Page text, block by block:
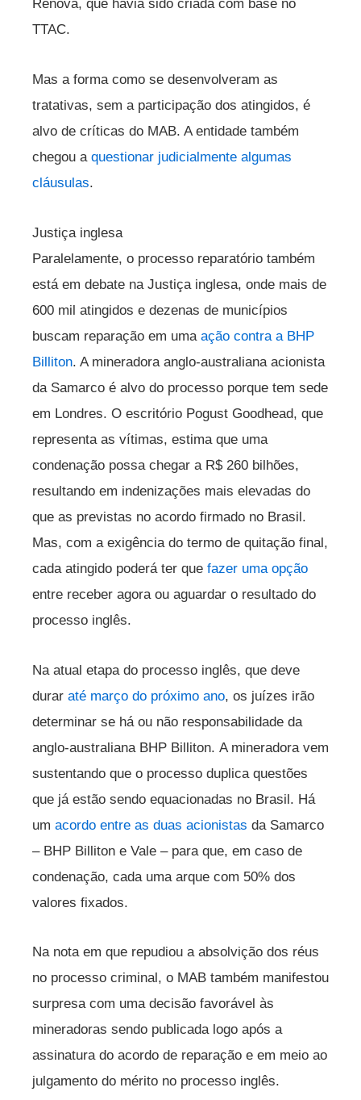
Renova, que havia sido criada com base no
TTAC.
Mas a forma como se desenvolveram as
tratativas, sem a participação dos atingidos, é
alvo de críticas do MAB. A entidade também
chegou a questionar judicialmente algumas
cláusulas.
Justiça inglesa
Paralelamente, o processo reparatório também
está em debate na Justiça inglesa, onde mais de
600 mil atingidos e dezenas de municípios
buscam reparação em uma ação contra a BHP
Billiton. A mineradora anglo-australiana acionista
da Samarco é alvo do processo porque tem sede
em Londres. O escritório Pogust Goodhead, que
representa as vítimas, estima que uma
condenação possa chegar a R$ 260 bilhões,
resultando em indenizações mais elevadas do
que as previstas no acordo firmado no Brasil.
Mas, com a exigência do termo de quitação final,
cada atingido poderá ter que fazer uma opção
entre receber agora ou aguardar o resultado do
processo inglês.
Na atual etapa do processo inglês, que deve
durar até março do próximo ano, os juízes irão
determinar se há ou não responsabilidade da
anglo-australiana BHP Billiton. A mineradora vem
sustentando que o processo duplica questões
que já estão sendo equacionadas no Brasil. Há
um acordo entre as duas acionistas da Samarco
– BHP Billiton e Vale – para que, em caso de
condenação, cada uma arque com 50% dos
valores fixados.
Na nota em que repudiou a absolvição dos réus
no processo criminal, o MAB também manifestou
surpresa com uma decisão favorável às
mineradoras sendo publicada logo após a
assinatura do acordo de reparação e em meio ao
julgamento do mérito no processo inglês.